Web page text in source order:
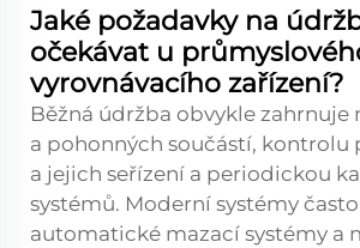
Jaké požadavky na
očekávat u
vyrovnávacího zařízení?
Běžná údržba obvykle zahrnuje
a pohonných součástí, kontrolu
a jejich seřízení a periodickou
systémů. Moderní systémy
automatické mazací systémy a